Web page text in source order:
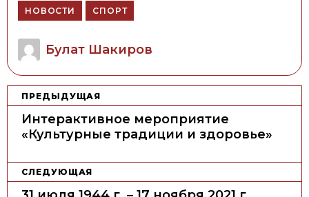
НОВОСТИ
СПОРТ
Author
Булат Шакиров
НПРЕДЫДУЩАЯ
Интерактивное мероприятие
«Культурные традиции и здоровье»
СЛЕДУЮЩАЯ